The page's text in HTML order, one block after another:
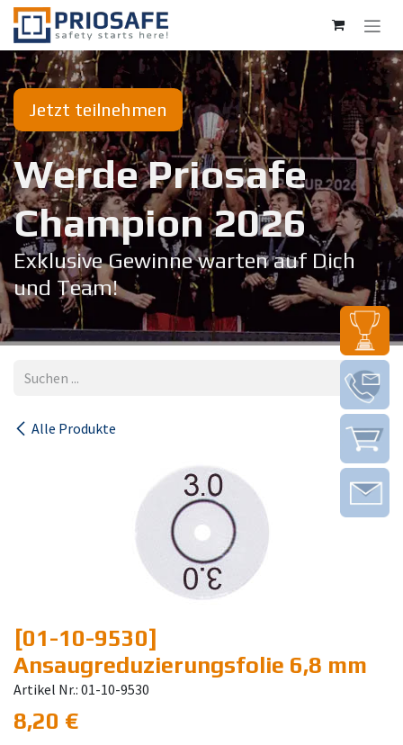
Zum Inhalt springen
Jetzt teilnehmen
Werde Priosafe
Champion 20​26
Exklusive Gewinne warten auf Dich
und Team!
Alle Produkte
[01-10-9530]
Ansaugreduzierungsfolie 6,8 mm
Artikel Nr.: 01-10-9530
8,20 €